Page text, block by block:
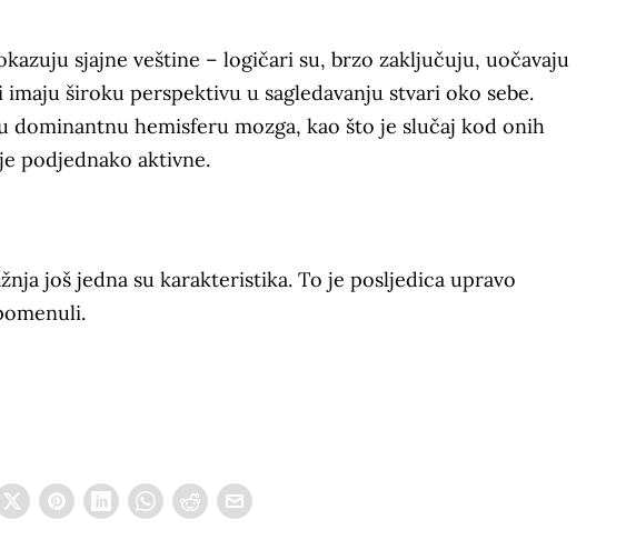
sjajne veštine – logičari su, brzo zaključuju, uočavaju
široku perspektivu u sagledavanju stvari oko sebe.
dominantnu hemisferu mozga, kao što je slučaj kod onih
podjednako aktivne.
još jedna su karakteristika. To je posljedica upravo